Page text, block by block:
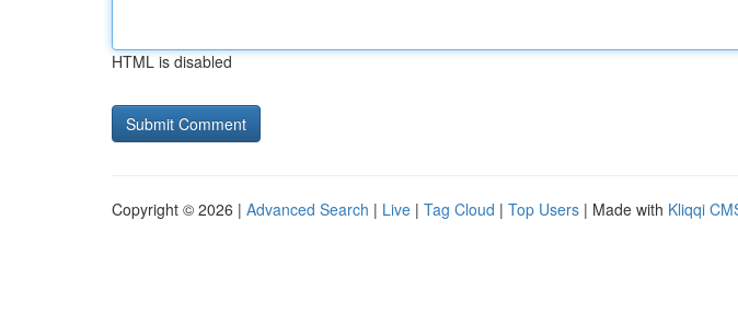
HTML is disabled
Copyright © 2026 | Advanced Search | Live | Tag Cloud | Top Users | Made with Kliqqi